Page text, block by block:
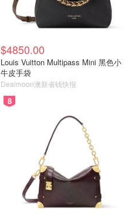
$4850.00
Louis Vuitton Multipass Mini 黑色小
牛皮手袋
Dealmoon澳新省钱快报
8